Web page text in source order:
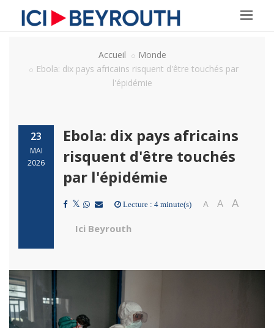
Accueil
Monde
Ebola: dix pays africains risquent d'être touchés par
l'épidémie
23
MAI
2026
Ebola: dix pays africains
risquent d'être touchés
par l'épidémie
Lecture : 4 minute(s) A A A
Ici Beyrouth